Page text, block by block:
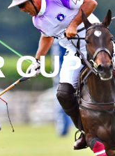
CUP